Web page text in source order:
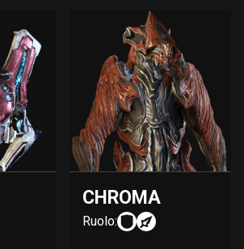
CHROMA
Ruolo: